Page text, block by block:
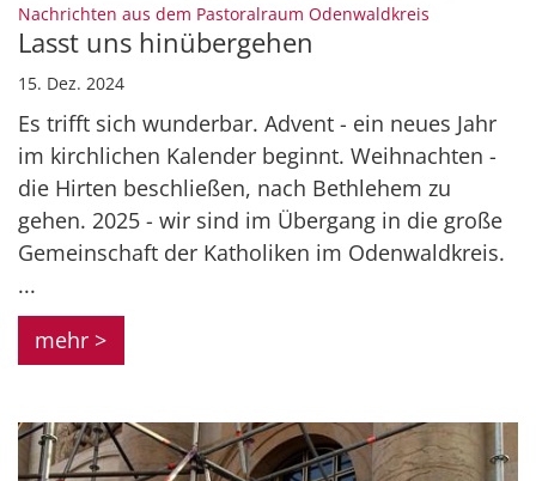
Nachrichten aus dem Pastoralraum Odenwaldkreis
Lasst uns hinübergehen
15. Dez. 2024
Es trifft sich wunderbar. Advent - ein neues Jahr
im kirchlichen Kalender beginnt. Weihnachten -
die Hirten beschließen, nach Bethlehem zu
gehen. 2025 - wir sind im Übergang in die große
Gemeinschaft der Katholiken im Odenwaldkreis.
...
mehr >